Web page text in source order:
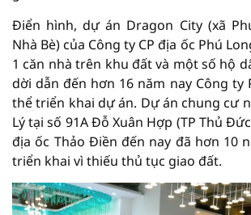
Điển hình, dự án Dragon City (xã
Nhà Bè) của Công ty CP địa ốc Phú
1 căn nhà trên khu đất và một số hộ
dời dẫn đến hơn 16 năm nay Công ty
thể triển khai dự án. Dự án chung cư
Lý tại số 91A Đỗ Xuân Hợp (TP Thủ
địa ốc Thảo Điền đến nay đã hơn 10
triển khai vì thiếu thủ tục giao đất.